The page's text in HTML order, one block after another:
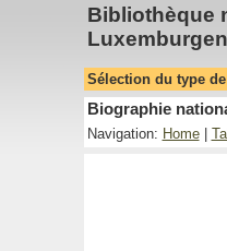
Bibliothèque
Sélection du type
Biographie
Navigation: Home|